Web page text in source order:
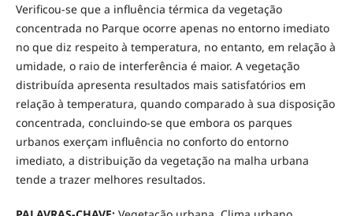
Verificou-se que a influência térmica da vegetação
concentrada no Parque ocorre apenas no entorno imediato
no que diz respeito à temperatura, no entanto, em relação à
umidade, o raio de interferência é maior. A vegetação
distribuída apresenta resultados mais satisfatórios em
relação à temperatura, quando comparado à sua disposição
concentrada, concluindo-se que embora os parques
urbanos exerçam influência no conforto do entorno
imediato, a distribuição da vegetação na malha urbana
tende a trazer melhores resultados.